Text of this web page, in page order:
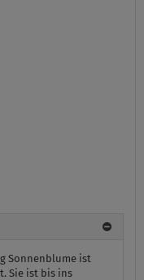
Sonnenblume ist
Sie ist bis ins